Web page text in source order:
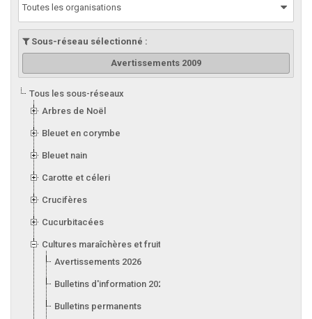
Toutes les organisations
Sous-réseau sélectionné :
Avertissements 2009
Tous les sous-réseaux
Arbres de Noël
Bleuet en corymbe
Bleuet nain
Carotte et céleri
Crucifères
Cucurbitacées
Cultures maraîchères et fruitières en serre
Avertissements 2026
Bulletins d'information 2026
Bulletins permanents